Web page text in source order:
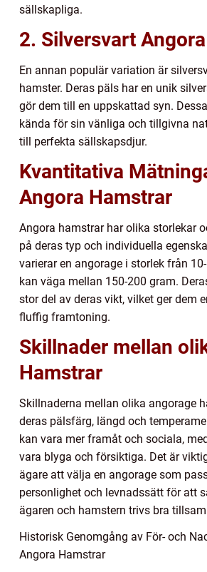
sällskapliga.
2. Silversvart
En annan populär variation är
hamster. Deras päls har en unik
gör dem till en uppskattad syn.
kända för sin vänliga och tillgivna
till perfekta sällskapsdjur.
Kvantitativa
Angora Hamstrar
Angora hamstrar har olika storlekar
på deras typ och individuella
varierar en angorage i storlek från
kan väga mellan 150-200 gram.
stor del av deras vikt, vilket ger dem
fluffig framtoning.
Skillnader mellan
Hamstrar
Skillnaderna mellan olika angorage
deras pälsfärg, längd och
kan vara mer framåt och sociala,
vara blyga och försiktiga. Det är
ägare att välja en angorage som
personlighet och levnadssätt för att
ägaren och hamstern trivs bra
Historisk Genomgång av För- och
Angora Hamstrar